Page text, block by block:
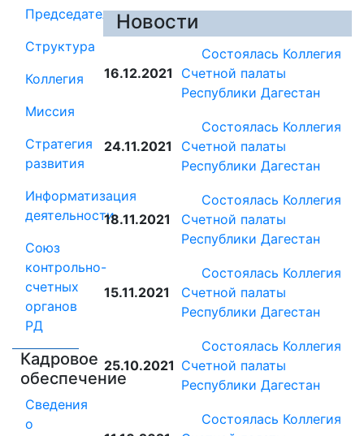
Председатель
Структура
Коллегия
Миссия
Стратегия
развития
Информатизация
деятельности
Союз
контрольно-
счетных
органов
РД
Кадровое
обеспечение
Сведения
о
Новости
16.12.2021
Состоялась Коллегия
Счетной палаты
Республики Дагестан
24.11.2021
Состоялась Коллегия
Счетной палаты
Республики Дагестан
18.11.2021
Состоялась Коллегия
Счетной палаты
Республики Дагестан
15.11.2021
Состоялась Коллегия
Счетной палаты
Республики Дагестан
25.10.2021
Состоялась Коллегия
Счетной палаты
Республики Дагестан
Состоялась Коллегия